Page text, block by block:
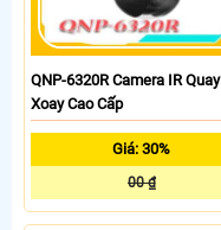
QNP-6320R Camera IR Quay
Xoay Cao Cấp
Giá: 30%
00 ₫